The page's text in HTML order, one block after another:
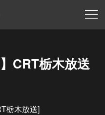
CRT栃木放送
栃木放送]